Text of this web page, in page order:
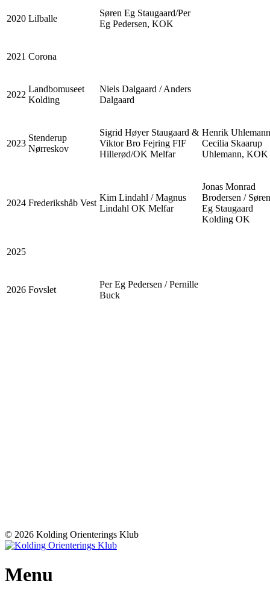
2020 Lilballe
Søren Eg Staugaard/Per
Eg Pedersen, KOK
2021 Corona
2022
Landbomuseet
Kolding
Niels Dalgaard / Anders
Dalgaard
2023
Stenderup
Nørreskov
Sigrid Høyer Staugaard &
Viktor Bro Fejring FIF
Hillerød/OK Melfar
Henrik
Cecilia Skaarup
Uhlemann, KOK
2024 Frederikshåb Vest
Kim Lindahl / Magnus
Lindahl OK Melfar
Jonas Monrad
Brodersen / Søren
Eg Staugaard
Kolding OK
2025
2026 Fovslet
Per Eg Pedersen / Pernille
Buck
© 2026 Kolding Orienterings Klub
Menu